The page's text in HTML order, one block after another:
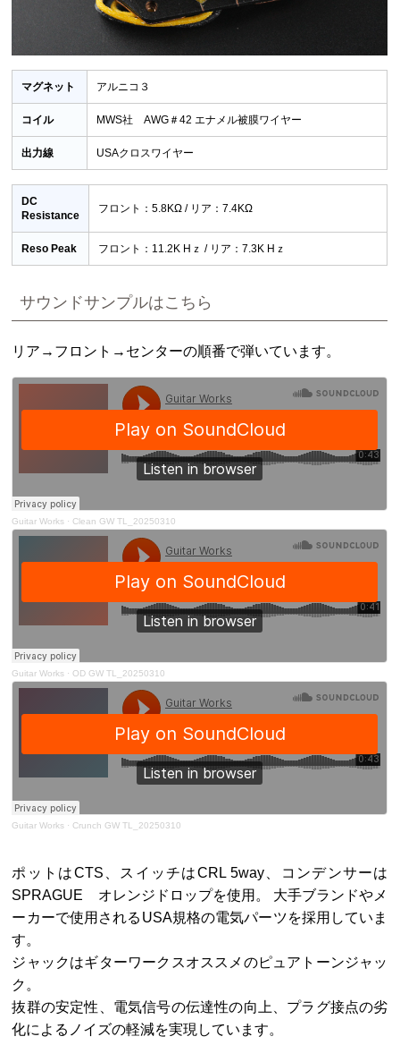
マグネット アルニコ３
コイル MWS社 AWG＃42 エナメル被膜ワイヤー
出力線 USAクロスワイヤー
DC
Resistance
フロント：5.8KΩ / リア：7.4KΩ
Reso Peak フロント：11.2K Hｚ / リア：7.3K Hｚ
サウンドサンプルはこちら
リア→フロント→センターの順番で弾いています。
Guitar Works · Clean GW TL_20250310
Guitar Works ·OD GW TL_20250310
Guitar Works · Crunch GW TL_20250310
ポットはCTS、スイッチはCRL 5way、コンデンサーは
SPRAGUE オレンジドロップを使用。 大手ブランドやメ
ーカーで使用されるUSA規格の電気パーツを採用していま
す。
ジャックはギターワークスオススメのピュアトーンジャッ
ク。
抜群の安定性、電気信号の伝達性の向上、プラグ接点の劣
化によるノイズの軽減を実現しています。